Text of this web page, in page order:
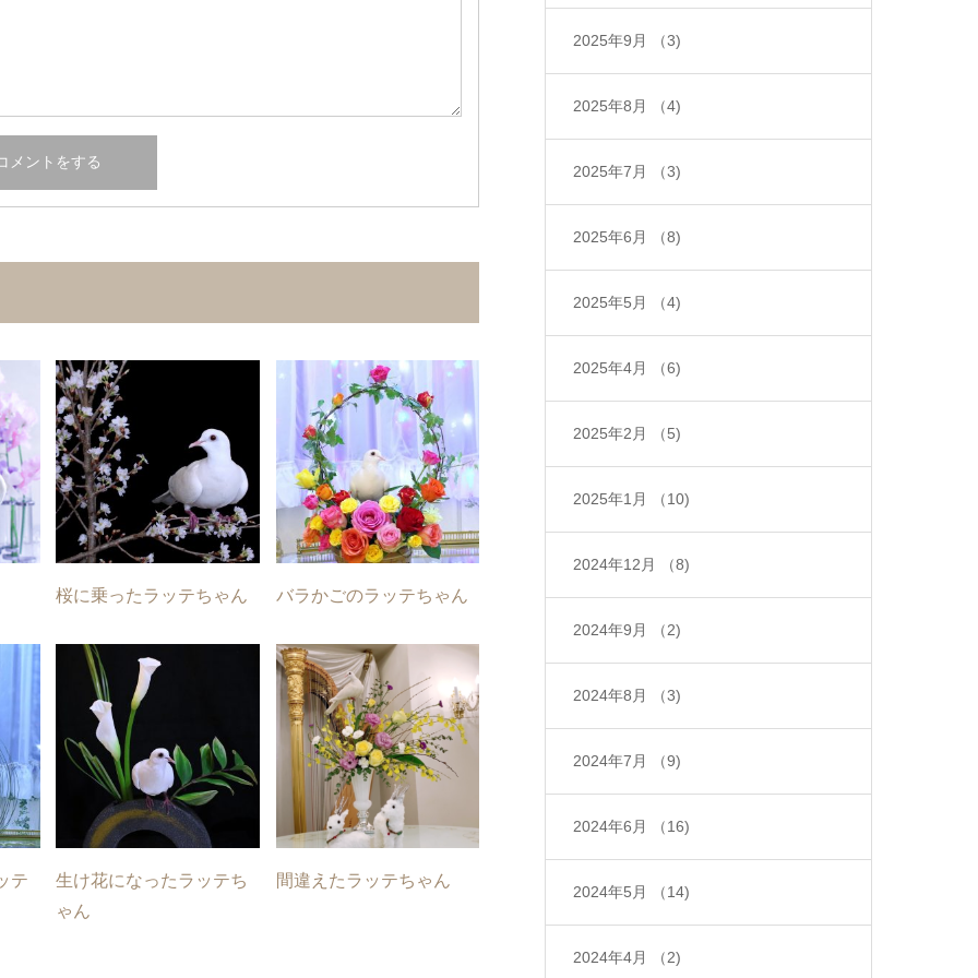
桜に乗ったラッテちゃん バラかごのラッテちゃん
テ
生け花になったラッテち
ゃん
間違えたラッテちゃん
2025年9月 （3)
2025年8月 （4)
2025年7月 （3)
2025年6月 （8)
2025年5月 （4)
2025年4月 （6)
2025年2月 （5)
2025年1月 （10)
2024年12月 （8)
2024年9月 （2)
2024年8月 （3)
2024年7月 （9)
2024年6月 （16)
2024年5月 （14)
2024年4月 （2)